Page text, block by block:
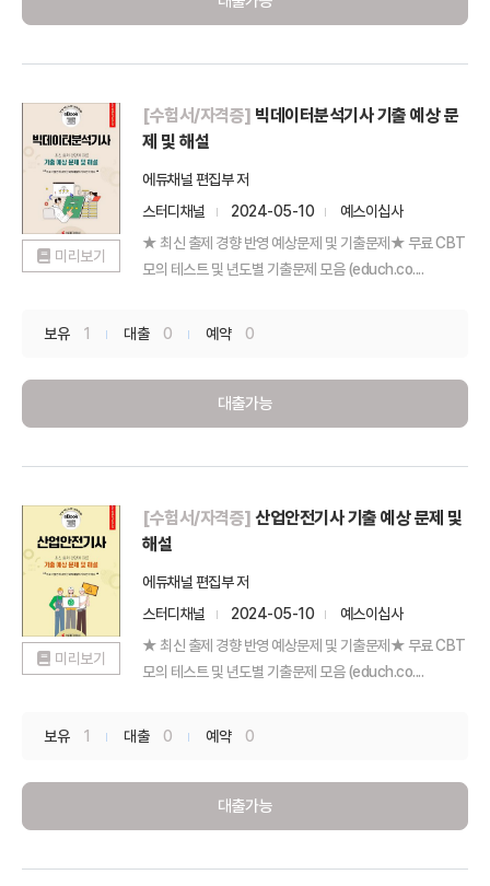
미리보기
[수험서/자격증] 빅데이터분석기사 기출 예상 문
제 및 해설
에듀채널 편집부 저
스터디채널
2024-05-10
예스이십사
★ 최신 출제 경향 반영 예상문제 및 기출문제★ 무료 CBT
모의 테스트 및 년도별 기출문제 모음 (educh.co....
보유 1 대출 0 예약 0
대출가능
미리보기
[수험서/자격증] 산업안전기사 기출 예상 문제 및
해설
에듀채널 편집부 저
스터디채널
2024-05-10
예스이십사
★ 최신 출제 경향 반영 예상문제 및 기출문제★ 무료 CBT
모의 테스트 및 년도별 기출문제 모음 (educh.co....
보유 1 대출 0 예약 0
대출가능